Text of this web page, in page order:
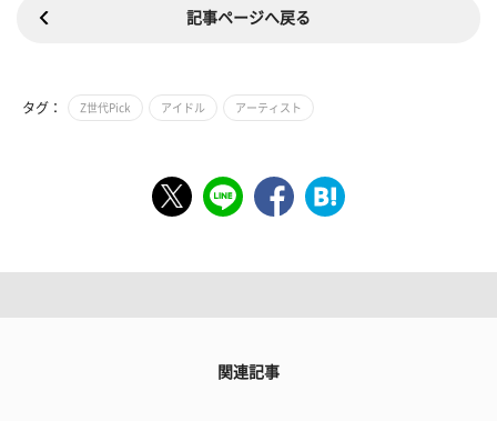
記事ページへ戻る
タグ： Z世代Pick アイドル アーティスト
関連記事